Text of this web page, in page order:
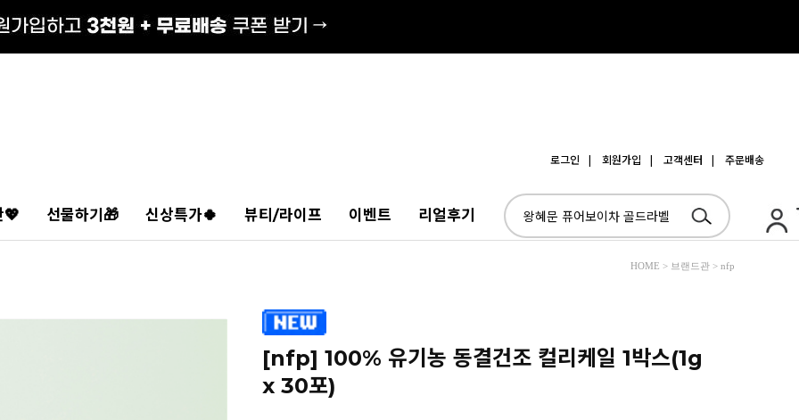
로그인 | 회원가입 | 고객센터 | 주문배송
💖 선물하기🎁 신상특가🍀 뷰티/라이프 이벤트 리얼후기
HOME > 브랜드관 > nfp
[nfp] 100% 유기농 동결건조 컬리케일 1박스(1g
x 30포)